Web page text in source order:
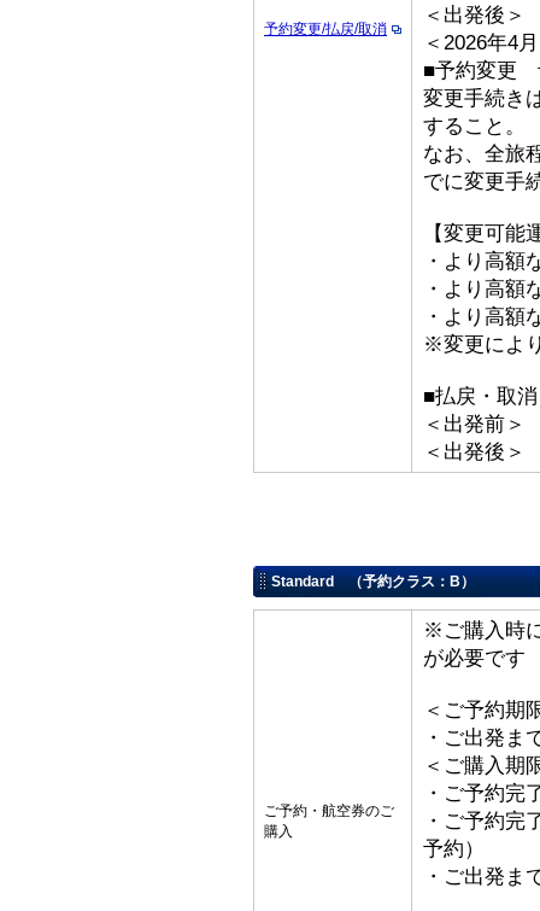
予約変更/払戻/取消
＜出発後
＜2026年4
■予約変更
変更手続き
すること。
なお、全旅
でに変更手
【変更可能
・より高額
・より高額
・より高額
※変更によ
■払戻・取消
＜出発前＞
＜出発後
Standard （予約クラス：B）
ご予約・航空券のご
購入
※ご購入時
が必要です
＜ご予約期
・ご出発ま
＜ご購入期
・ご予約完
・ご予約完
予約）
・ご出発ま